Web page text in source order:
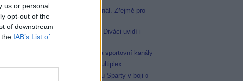
us or personal
opt-out of the
of downstream
the IAB’s List of
Skylink spustil nový Test kanál. Zřejmě pro
Prima sport
Oneplay zařadí Prima sport. Diváci uvidí i
zápas Sparty proti Lyonu
AMC získala licence pro dva sportovní kanály
Operátor Du převzal další multiplex
Prima sport odvysílá i odvetu Sparty v boji o